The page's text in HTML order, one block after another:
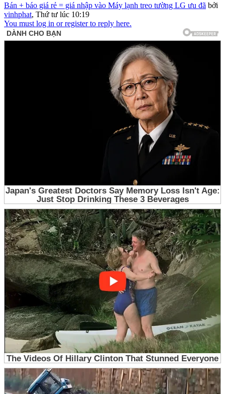
Bán + báo giá rẻ = giá nhập vào Máy lạnh treo tường LG ưu đã bởi
vinhphat, Thứ tư lúc 10:19
You must log in or register to reply here.